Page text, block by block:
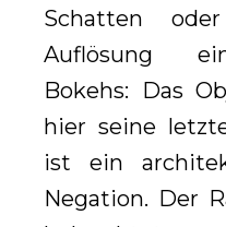
Schatten
Auflösung
Bokehs: Das
hier seine
ist ein
Negation. Der